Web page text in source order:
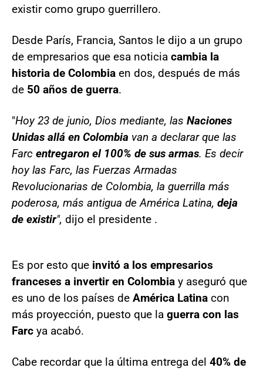
existir como grupo guerrillero.
Desde París, Francia, Santos le dijo a un grupo
de empresarios que esa noticia cambia la
historia de Colombia en dos, después de más
de 50 años de guerra.
"Hoy 23 de junio, Dios mediante, las Naciones
Unidas allá en Colombia van a declarar que las
Farc entregaron el 100% de sus armas. Es decir
hoy las Farc, las Fuerzas Armadas
Revolucionarias de Colombia, la guerrilla más
poderosa, más antigua de América Latina, deja
de existir", dijo el presidente .
Es por esto que invitó a los empresarios
franceses a invertir en Colombia y aseguró que
es uno de los países de América Latina con
más proyección, puesto que la guerra con las
Farc ya acabó.
Cabe recordar que la última entrega del 40% de